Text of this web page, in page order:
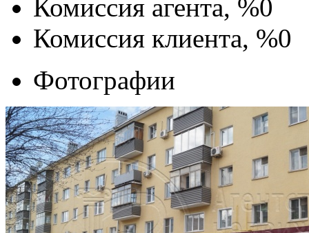
Комиссия агента, %0
Комиссия клиента, %0
Фотографии